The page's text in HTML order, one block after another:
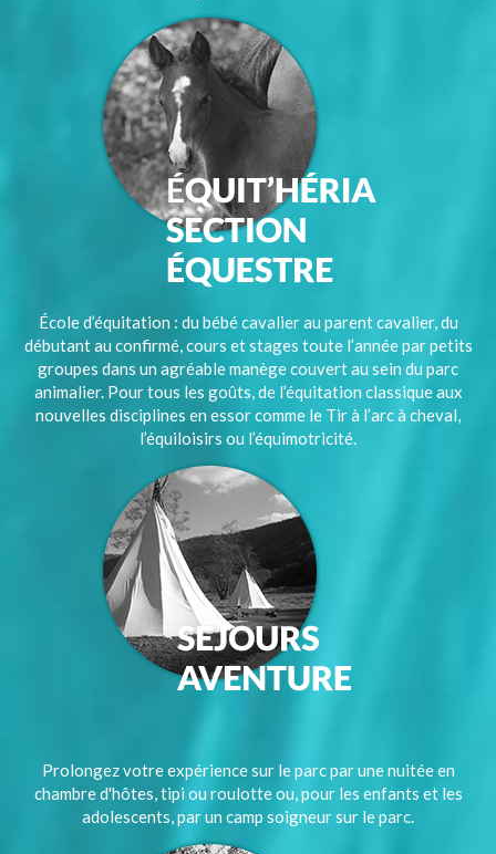
École d’équitation : du bébé cavalier au parent cavalier, du
débutant au confirmé, cours et stages toute l’année par petits
groupes dans un agréable manège couvert au sein du parc
animalier. Pour tous les goûts, de l’équitation classique aux
nouvelles disciplines en essor comme le Tir à l’arc à cheval,
l’équiloisirs ou l’équimotricité.
Prolongez votre expérience sur le parc par une nuitée en
chambre d'hôtes, tipi ou roulotte ou, pour les enfants et les
adolescents, par un camp soigneur sur le parc.